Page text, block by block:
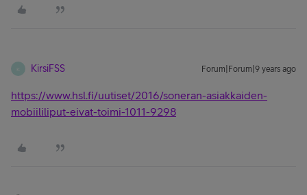
K KirsiFSS Forum|Forum|9 years ago
https://www.hsl.fi/uutiset/2016/soneran-asiakkaiden-
mobiililiput-eivat-toimi-1011-9298